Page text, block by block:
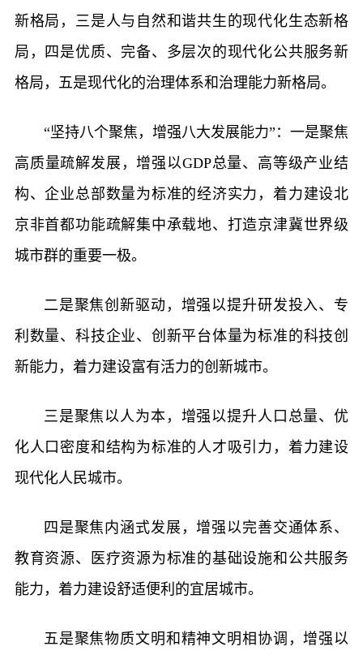
新格局，三是人与自然和谐共生的现代化生态新格
局，四是优质、完备、多层次的现代化公共服务新
格局，五是现代化的治理体系和治理能力新格局。
“坚持八个聚焦，增强八大发展能力”：一是聚焦
高质量疏解发展，增强以GDP总量、高等级产业结
构、企业总部数量为标准的经济实力，着力建设北
京非首都功能疏解集中承载地、打造京津冀世界级
城市群的重要一极。
二是聚焦创新驱动，增强以提升研发投入、专
利数量、科技企业、创新平台体量为标准的科技创
新能力，着力建设富有活力的创新城市。
三是聚焦以人为本，增强以提升人口总量、优
化人口密度和结构为标准的人才吸引力，着力建设
现代化人民城市。
四是聚焦内涵式发展，增强以完善交通体系、
教育资源、医疗资源为标准的基础设施和公共服务
能力，着力建设舒适便利的宜居城市。
五是聚焦物质文明和精神文明相协调，增强以